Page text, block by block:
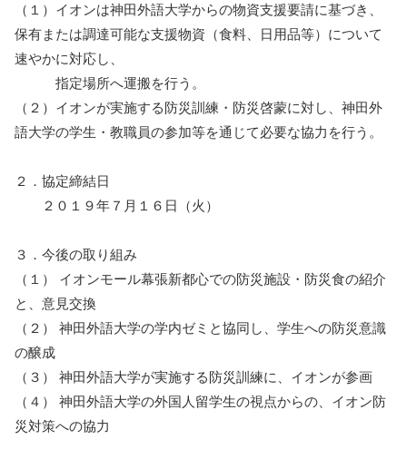
（１）イオンは神田外語大学からの物資支援要請に基づき、
保有または調達可能な支援物資（食料、日用品等）について
速やかに対応し、
指定場所へ運搬を行う。
（２）イオンが実施する防災訓練・防災啓蒙に対し、神田外
語大学の学生・教職員の参加等を通じて必要な協力を行う。
２．協定締結日
２０１９年７月１６日（火）
３．今後の取り組み
（１） イオンモール幕張新都心での防災施設・防災食の紹介
と、意見交換
（２） 神田外語大学の学内ゼミと協同し、学生への防災意識
の醸成
（３） 神田外語大学が実施する防災訓練に、イオンが参画
（４） 神田外語大学の外国人留学生の視点からの、イオン防
災対策への協力